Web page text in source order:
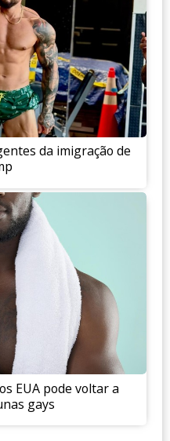
da imigração de
EUA pode voltar a
gays